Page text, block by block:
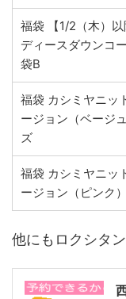
福袋 【1/2（木）
ディースダウンコ
袋B
福袋 カシミヤニッ
ージョン（ベージ
ズ
福袋 カシミヤニッ
ージョン（ピンク）
他にもロクシタ